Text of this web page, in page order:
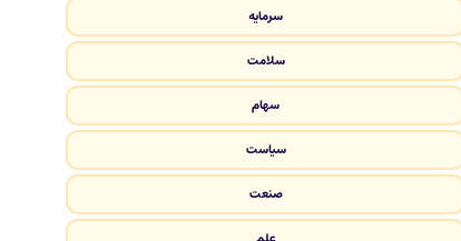
سرمایه
سلامت
سهام
سیاست
صنعت